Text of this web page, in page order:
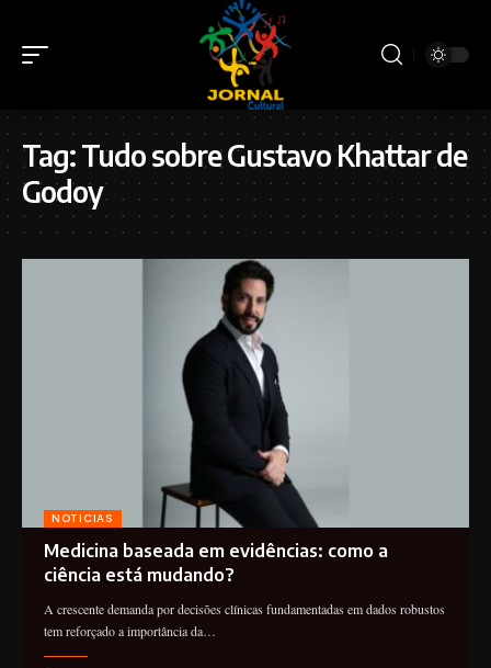
Tag:Tudo sobre Gustavo Khattar de
Godoy
NOTICIAS
Medicina baseada em evidências: como a
ciência está mudando?
A crescente demanda por decisões clínicas fundamentadas em dados robustos
tem reforçado a importância da…